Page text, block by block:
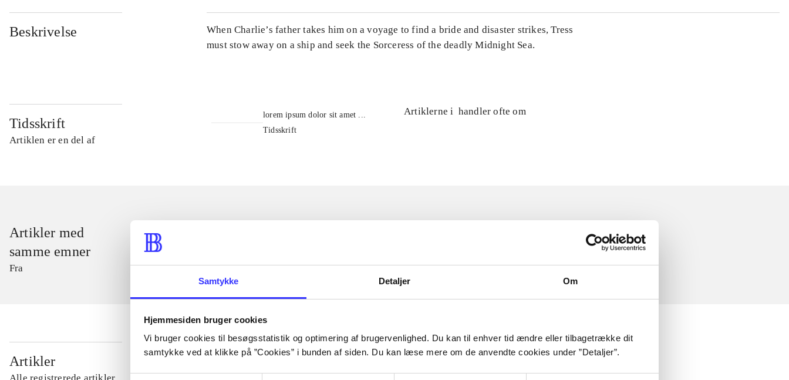
Samtykke Detaljer Om
Hjemmesiden bruger cookies
Vi bruger cookies til besøgsstatistik og optimering af brugervenlighed. Du kan til enhver tid ændre eller tilbagetrække dit
samtykke ved at klikke på ”Cookies” i bunden af siden. Du kan læse mere om de anvendte cookies under ”Detaljer”.
Beskrivelse
When Charlie’s father takes him on a voyage to find a bride and disaster strikes, Tress
must stow away on a ship and seek the Sorceress of the deadly Midnight Sea.
Tidsskrift
Artiklen er en del af
lorem ipsum dolor sit amet ...
Tidsskrift
Artiklerne i handler ofte om
Artikler med
samme emner
Fra
Artikler
...